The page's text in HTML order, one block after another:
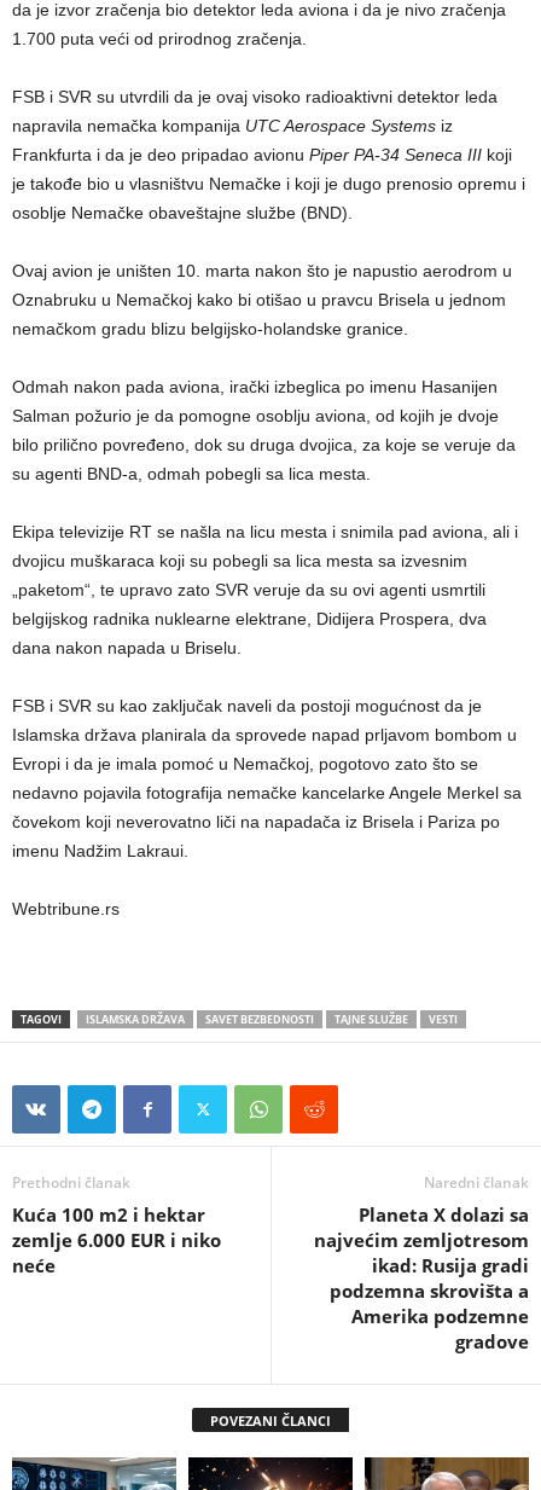
da je izvor zračenja bio detektor leda aviona i da je nivo zračenja
1.700 puta veći od prirodnog zračenja.
FSB i SVR su utvrdili da je ovaj visoko radioaktivni detektor leda
napravila nemačka kompanija UTC Aerospace Systems iz
Frankfurta i da je deo pripadao avionu Piper PA-34 Seneca III koji
je takođe bio u vlasništvu Nemačke i koji je dugo prenosio opremu i
osoblje Nemačke obaveštajne službe (BND).
Ovaj avion je uništen 10. marta nakon što je napustio aerodrom u
Oznabruku u Nemačkoj kako bi otišao u pravcu Brisela u jednom
nemačkom gradu blizu belgijsko-holandske granice.
Odmah nakon pada aviona, irački izbeglica po imenu Hasanijen
Salman požurio je da pomogne osoblju aviona, od kojih je dvoje
bilo prilično povređeno, dok su druga dvojica, za koje se veruje da
su agenti BND-a, odmah pobegli sa lica mesta.
Ekipa televizije RT se našla na licu mesta i snimila pad aviona, ali i
dvojicu muškaraca koji su pobegli sa lica mesta sa izvesnim
„paketom“, te upravo zato SVR veruje da su ovi agenti usmrtili
belgijskog radnika nuklearne elektrane, Didijera Prospera, dva
dana nakon napada u Briselu.
FSB i SVR su kao zaključak naveli da postoji mogućnost da je
Islamska država planirala da sprovede napad prljavom bombom u
Evropi i da je imala pomoć u Nemačkoj, pogotovo zato što se
nedavno pojavila fotografija nemačke kancelarke Angele Merkel sa
čovekom koji neverovatno liči na napadača iz Brisela i Pariza po
imenu Nadžim Lakraui.
Webtribune.rs
TAGOVI ISLAMSKA DRŽAVA SAVET BEZBEDNOSTI TAJNE SLUŽBE VESTI
Prethodni članak
Kuća 100 m2 i hektar
zemlje 6.000 EUR i niko
neće
Naredni članak
Planeta X dolazi sa
najvećim zemljotresom
ikad: Rusija gradi
podzemna skrovišta a
Amerika podzemne
gradove
POVEZANI ČLANCI